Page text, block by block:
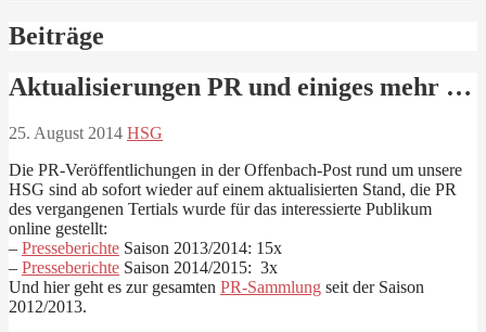
Beiträge
Aktualisierungen PR und einiges mehr …
25. August 2014 HSG
Die PR-Veröffentlichungen in der Offenbach-Post rund um unsere
HSG sind ab sofort wieder auf einem aktualisierten Stand, die PR
des vergangenen Tertials wurde für das interessierte Publikum
online gestellt:
– Presseberichte Saison 2013/2014: 15x
– Presseberichte Saison 2014/2015: 3x
Und hier geht es zur gesamten PR-Sammlung seit der Saison
2012/2013.